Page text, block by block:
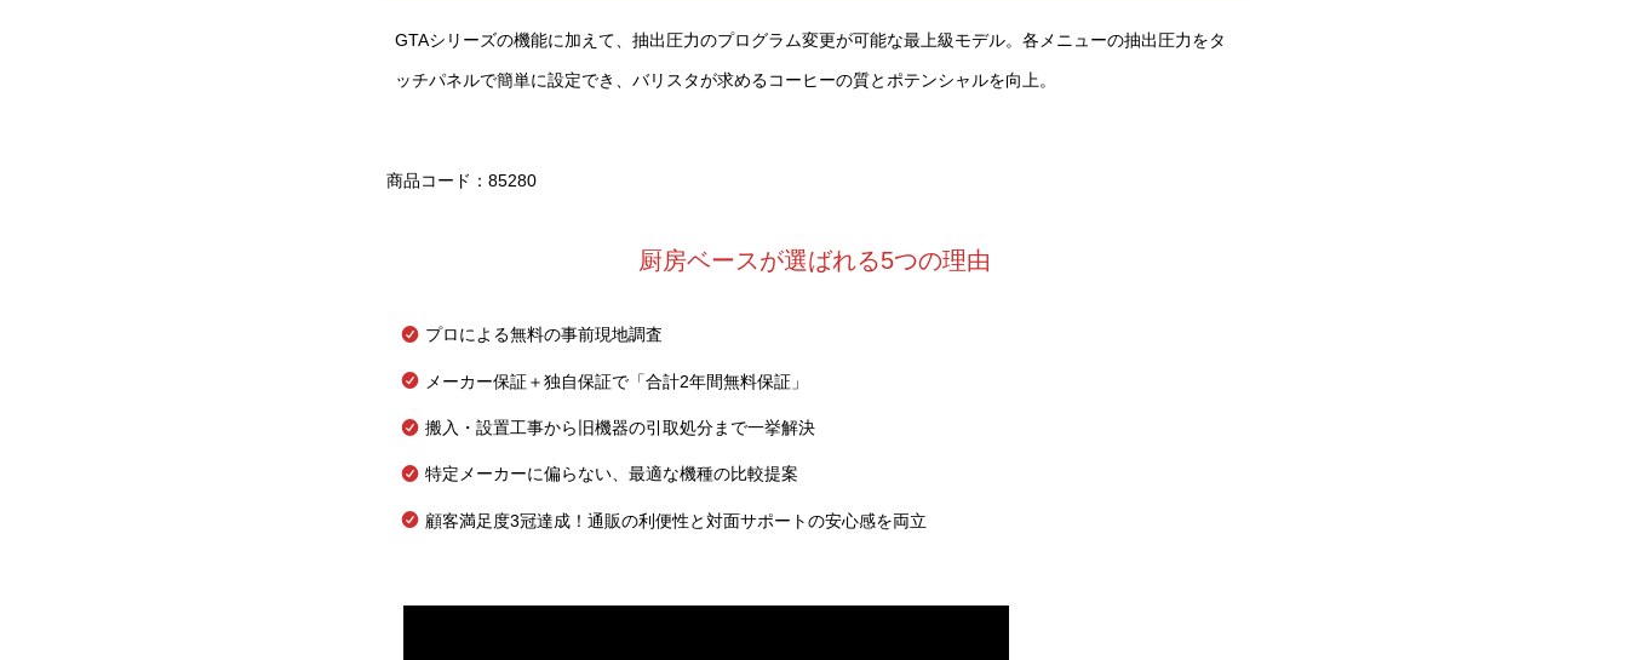
GTAシリーズの機能に加えて、抽出圧力のプログラム変更が可能な最上級モデル。各メニューの抽出圧力をタ
ッチパネルで簡単に設定でき、バリスタが求めるコーヒーの質とポテンシャルを向上。
商品コード：85280
厨房ベースが選ばれる5つの理由
プロによる無料の事前現地調査
メーカー保証＋独自保証で「合計2年間無料保証」
搬入・設置工事から旧機器の引取処分まで一挙解決
特定メーカーに偏らない、最適な機種の比較提案
顧客満足度3冠達成！通販の利便性と対面サポートの安心感を両立